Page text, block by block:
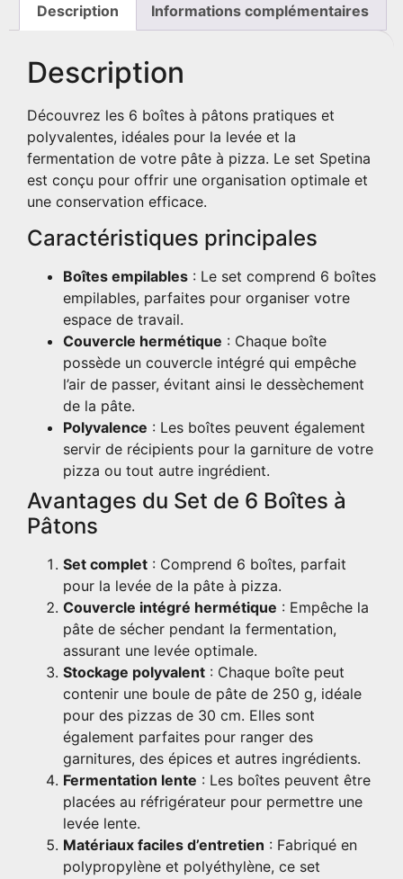
Description Informations complémentaires
Description
Découvrez les 6 boîtes à pâtons pratiques et
polyvalentes, idéales pour la levée et la
fermentation de votre pâte à pizza. Le set Spetina
est conçu pour offrir une organisation optimale et
une conservation efficace.
Caractéristiques principales
Boîtes empilables : Le set comprend 6 boîtes
empilables, parfaites pour organiser votre
espace de travail.
Couvercle hermétique : Chaque boîte
possède un couvercle intégré qui empêche
l’air de passer, évitant ainsi le dessèchement
de la pâte.
Polyvalence : Les boîtes peuvent également
servir de récipients pour la garniture de votre
pizza ou tout autre ingrédient.
Avantages du Set de 6 Boîtes à
Pâtons
Set complet : Comprend 6 boîtes, parfait
pour la levée de la pâte à pizza.
Couvercle intégré hermétique : Empêche la
pâte de sécher pendant la fermentation,
assurant une levée optimale.
Stockage polyvalent : Chaque boîte peut
contenir une boule de pâte de 250 g, idéale
pour des pizzas de 30 cm. Elles sont
également parfaites pour ranger des
garnitures, des épices et autres ingrédients.
Fermentation lente : Les boîtes peuvent être
placées au réfrigérateur pour permettre une
levée lente.
Matériaux faciles d’entretien : Fabriqué en
polypropylène et polyéthylène, ce set